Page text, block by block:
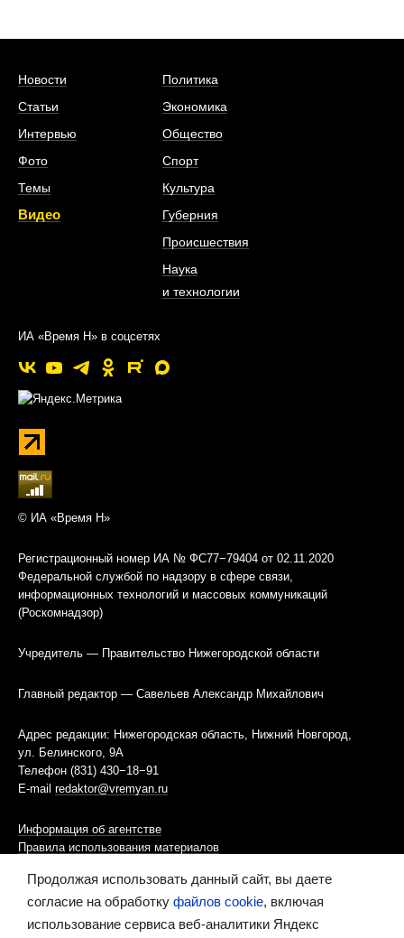
Новости
Статьи
Интервью
Фото
Темы
Видео
Политика
Экономика
Общество
Спорт
Культура
Губерния
Происшествия
Наука
и технологии
ИА «Время Н» в соцсетях
© ИА «Время Н»
Регистрационный номер ИА № ФС77−79404 от 02.11.2020
Федеральной службой по надзору в сфере связи,
информационных технологий и массовых коммуникаций
(Роскомнадзор)
Учредитель — Правительство Нижегородской области
Главный редактор — Савельев Александр Михайлович
Адрес редакции: Нижегородская область, Нижний Новгород,
ул. Белинского, 9А
Телефон (831) 430−18−91
E-mail redaktor@vremyan.ru
Информация об агентстве
Правила использования материалов
Информационная политика использования «cookies»-файлов
Ресурс содержит материалы 16+
Продолжая использовать данный сайт, вы даете
согласие на обработку файлов cookie, включая
использование сервиса веб-аналитики Яндекс